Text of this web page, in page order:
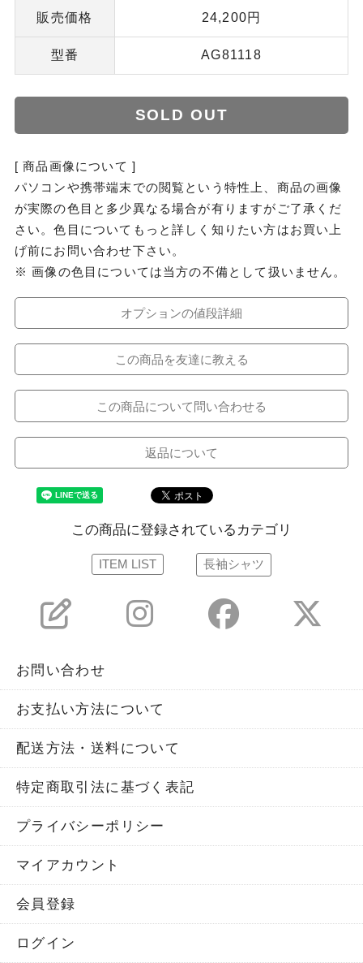
販売価格 24,200円
型番 AG81118
SOLD OUT
[ 商品画像について ]
パソコンや携帯端末での閲覧という特性上、商品の画像
が実際の色目と多少異なる場合が有りますがご了承くだ
さい。色目についてもっと詳しく知りたい方はお買い上
げ前にお問い合わせ下さい。
※ 画像の色目については当方の不備として扱いません。
オプションの値段詳細
この商品を友達に教える
この商品について問い合わせる
返品について
この商品に登録されているカテゴリ
ITEM LIST 長袖シャツ
お問い合わせ
お支払い方法について
配送方法・送料について
特定商取引法に基づく表記
プライバシーポリシー
マイアカウント
会員登録
ログイン